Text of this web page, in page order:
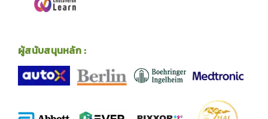
ผู้สนับสนุนหลัก :